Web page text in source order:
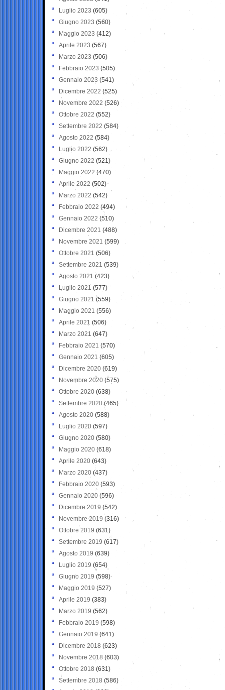
Luglio 2023 (605)
Giugno 2023 (560)
Maggio 2023 (412)
Aprile 2023 (567)
Marzo 2023 (506)
Febbraio 2023 (505)
Gennaio 2023 (541)
Dicembre 2022 (525)
Novembre 2022 (526)
Ottobre 2022 (552)
Settembre 2022 (584)
Agosto 2022 (584)
Luglio 2022 (562)
Giugno 2022 (521)
Maggio 2022 (470)
Aprile 2022 (502)
Marzo 2022 (542)
Febbraio 2022 (494)
Gennaio 2022 (510)
Dicembre 2021 (488)
Novembre 2021 (599)
Ottobre 2021 (506)
Settembre 2021 (539)
Agosto 2021 (423)
Luglio 2021 (577)
Giugno 2021(559)
Maggio 2021 (556)
Aprile 2021 (506)
Marzo 2021 (647)
Febbraio 2021 (570)
Gennaio 2021 (605)
Dicembre 2020 (619)
Novembre 2020 (575)
Ottobre 2020 (638)
Settembre 2020(465)
Agosto 2020 (588)
Luglio 2020 (597)
Giugno 2020 (580)
Maggio 2020 (618)
Aprile 2020 (643)
Marzo 2020 (437)
Febbraio 2020 (593)
Gennaio 2020 (596)
Dicembre 2019 (542)
Novembre 2019 (316)
Ottobre 2019 (631)
Settembre 2019 (617)
Agosto 2019 (639)
Luglio 2019 (654)
Giugno 2019 (598)
Maggio 2019 (527)
Aprile 2019 (383)
Marzo 2019 (562)
Febbraio 2019 (598)
Gennaio 2019 (641)
Dicembre 2018 (623)
Novembre 2018 (603)
Ottobre 2018 (631)
Settembre 2018 (586)